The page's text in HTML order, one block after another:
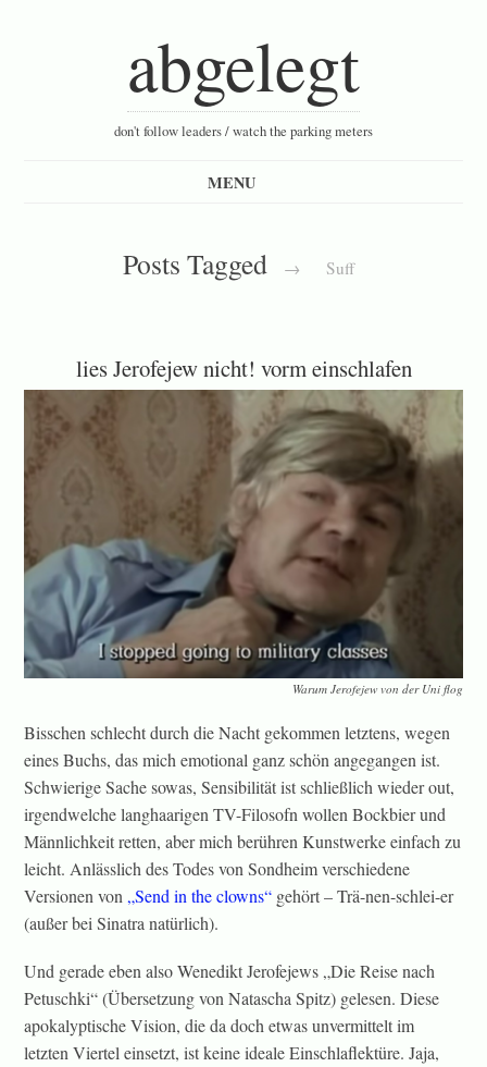
abgelegt
don't follow leaders / watch the parking meters
Posts Tagged → Suff
lies Jerofejew nicht! vorm einschlafen
Warum Jerofejew von der Uni flog
Bisschen schlecht durch die Nacht gekommen letztens, wegen
eines Buchs, das mich emotional ganz schön angegangen ist.
Schwierige Sache sowas, Sensibilität ist schließlich wieder out,
irgendwelche langhaarigen TV-Filosofn wollen Bockbier und
Männlichkeit retten, aber mich berühren Kunstwerke einfach zu
leicht. Anlässlich des Todes von Sondheim verschiedene
Versionen von „Send in the clowns“ gehört – Trä-nen-schlei-er
(außer bei Sinatra natürlich).
Und gerade eben also Wenedikt Jerofejews „Die Reise nach
Petuschki“ (Übersetzung von Natascha Spitz) gelesen. Diese
apokalyptische Vision, die da doch etwas unvermittelt im
letzten Viertel einsetzt, ist keine ideale Einschlaflektüre. Jaja,